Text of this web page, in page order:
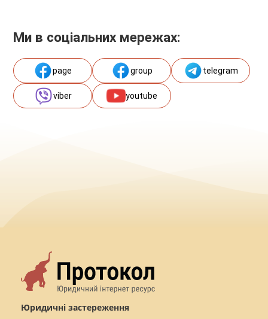
Ми в соціальних мережах:
page group telegram
viber youtube
Юридичні застереження